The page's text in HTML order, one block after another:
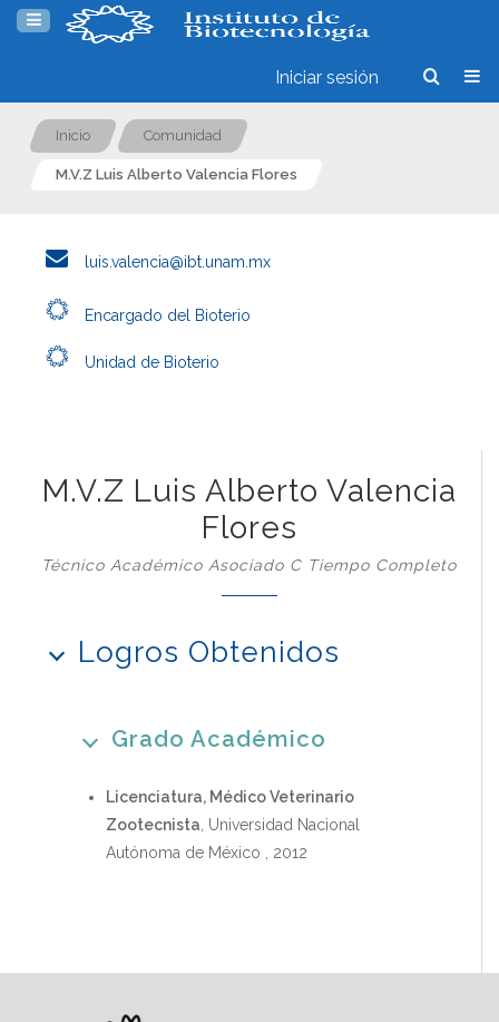
Iniciar sesión
Inicio Comunidad
M.V.Z Luis Alberto Valencia Flores
luis.valencia@ibt.unam.mx
Encargado del Bioterio
Unidad de Bioterio
M.V.Z Luis Alberto Valencia
Flores
Técnico Académico Asociado C Tiempo Completo
Logros Obtenidos
Grado Académico
Licenciatura, Médico Veterinario
Zootecnista , Universidad Nacional
Autónoma de México , 2012